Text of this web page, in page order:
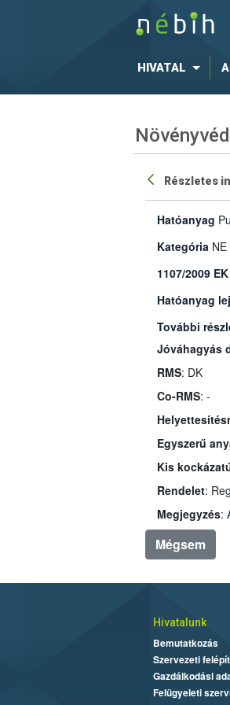
HIVATAL
Részletes
Hatóanyag
Kategória NE
1107/2009
Hatóanyag
További
Jóváhagyás
RMS: DK
Co-RMS: -
Egyszerű
Kis
Rendelet:
Megjegyzés
Mégsem
Hivatalunk
Bemutatkozás
Szervezeti
Gazdálkodási
Felügyeleti